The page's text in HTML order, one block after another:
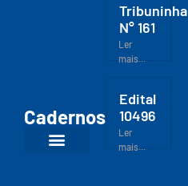
Cadernos
Tribuninha
N° 161
Ler
mais...
Edital
10496
Ler
mais...